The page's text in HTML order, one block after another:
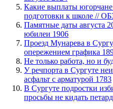
Какие выплаты
подготовки к школе //
​Памятные даты августа
юбилеи 1906
​Проезд Мунарева в
опережением графика
​Не только работа, но и
​У речпорта в Сургуте
асфальт с арматурой 1783
В Сургуте подростки
просьбы не кидать